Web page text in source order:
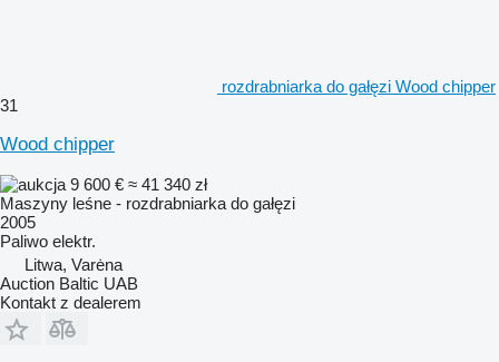
rozdrabniarka do gałęzi Wood chipper
31
Wood chipper
9 600 € ≈ 41 340 zł
Maszyny leśne - rozdrabniarka do gałęzi
2005
Paliwo elektr.
Litwa, Varėna
Auction Baltic UAB
Kontakt z dealerem